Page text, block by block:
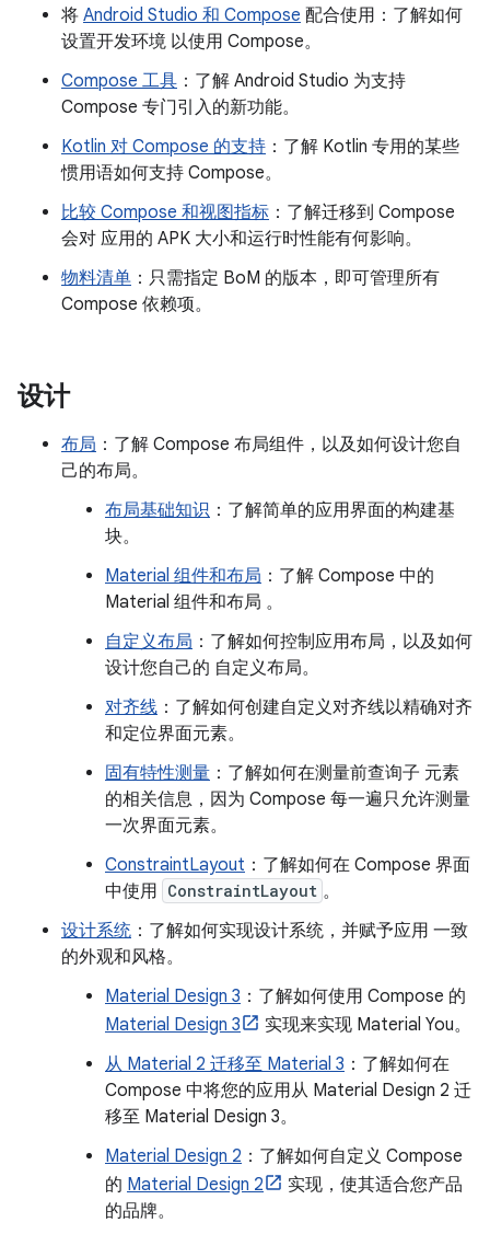
将 Android Studio 和 Compose 配合使用：了解如何
设置开发环境 以使用 Compose。
Compose 工具 ：了解 Android Studio 为支持
Compose 专门引入的新功能。
Kotlin 对 Compose 的支持 ：了解 Kotlin 专用的某些
惯用语如何支持 Compose。
比较 Compose 和视图指标 ：了解迁移到 Compose
会对 应用的 APK 大小和运行时性能有何影响。
物料清单 ：只需指定 BoM 的版本，即可管理所有
Compose 依赖项。
设计
布局 ：了解 Compose 布局组件，以及如何设计您自
己的布局。
布局基础知识 ：了解简单的应用界面的构建基
块。
Material 组件和布局 ：了解 Compose 中的
Material 组件和布局 。
自定义布局 ：了解如何控制应用布局，以及如何
设计您自己的 自定义布局。
对齐线 ：了解如何创建自定义对齐线以精确对齐
和定位界面元素。
固有特性测量 ：了解如何在测量前查询子 元素
的相关信息，因为 Compose 每一遍只允许测量
一次界面元素。
ConstraintLayout ：了解如何在 Compose 界面
中使用 ConstraintLayout 。
设计系统 ：了解如何实现设计系统，并赋予应用 一致
的外观和风格。
Material Design 3 ：了解如何使用 Compose 的
Material Design 3
实现来实现 Material You。
从 Material 2 迁移至 Material 3 ：了解如何在
Compose 中将您的应用从 Material Design 2 迁
移至 Material Design 3。
Material Design 2 ：了解如何自定义 Compose
的 Material Design 2
实现，使其适合您产品
的品牌。